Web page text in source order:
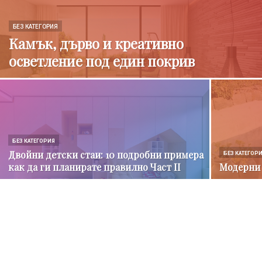
БЕЗ КАТЕГОРИЯ
Камък, дърво и креативно
осветление под един покрив
БЕЗ КАТЕГОРИЯ
Двойни детски стаи: 10 подробни примера
как да ги планирате правилно Част II
БЕЗ
Модерни